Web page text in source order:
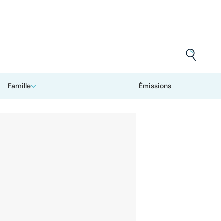
Famille Émissions